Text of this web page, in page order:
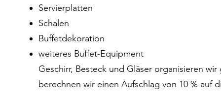
Servierplatten
Schalen
Buffetdekoration
weiteres Buffet-Equipment
Geschirr, Besteck und Gläser organisieren
berechnen wir einen Aufschlag von 10 % auf